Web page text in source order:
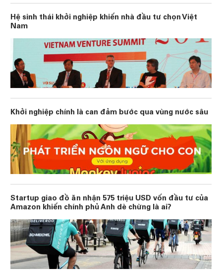
Hệ sinh thái khởi nghiệp khiến nhà đầu tư chọn Việt
Nam
Khởi nghiệp chính là can đảm bước qua vùng nước sâu
Startup giao đồ ăn nhận 575 triệu USD vốn đầu tư của
Amazon khiến chính phủ Anh dè chừng là ai?